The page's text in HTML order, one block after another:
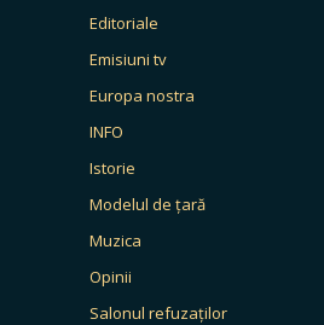
Editoriale
Emisiuni tv
Europa nostra
INFO
Istorie
Modelul de țară
Muzica
Opinii
Salonul refuzaților